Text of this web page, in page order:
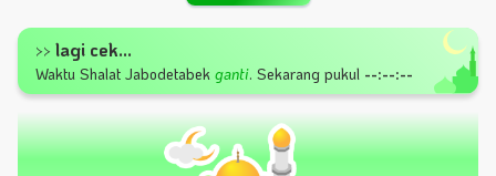
>> lagi cek...
Waktu Shalat Jabodetabek ganti. Sekarang pukul --:--:--